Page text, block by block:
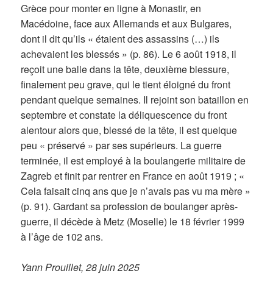
Grèce pour monter en ligne à Monastir, en
Macédoine, face aux Allemands et aux Bulgares,
dont il dit qu’ils « étaient des assassins (…) ils
achevaient les blessés » (p. 86). Le 6 août 1918, il
reçoit une balle dans la tête, deuxième blessure,
finalement peu grave, qui le tient éloigné du front
pendant quelque semaines. Il rejoint son bataillon en
septembre et constate la déliquescence du front
alentour alors que, blessé de la tête, il est quelque
peu « préservé » par ses supérieurs. La guerre
terminée, il est employé à la boulangerie militaire de
Zagreb et finit par rentrer en France en août 1919 ; «
Cela faisait cinq ans que je n’avais pas vu ma mère »
(p. 91). Gardant sa profession de boulanger après-
guerre, il décède à Metz (Moselle) le 18 février 1999
à l’âge de 102 ans.
Yann Prouillet, 28 juin 2025